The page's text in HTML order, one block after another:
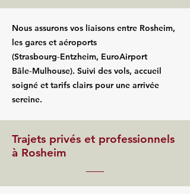
Nous assurons vos liaisons entre Rosheim,
les gares et aéroports
(Strasbourg‑Entzheim, EuroAirport
Bâle‑Mulhouse). Suivi des vols, accueil
soigné et tarifs clairs pour une arrivée
sereine.
Trajets privés et professionnels
à Rosheim